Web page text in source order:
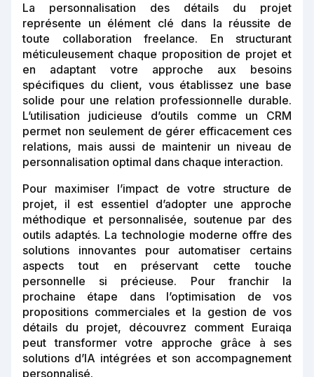
La personnalisation des détails du projet
représente un élément clé dans la réussite de
toute collaboration freelance. En structurant
méticuleusement chaque proposition de projet et
en adaptant votre approche aux besoins
spécifiques du client, vous établissez une base
solide pour une relation professionnelle durable.
L’utilisation judicieuse d’outils comme un CRM
permet non seulement de gérer efficacement ces
relations, mais aussi de maintenir un niveau de
personnalisation optimal dans chaque interaction.
Pour maximiser l’impact de votre structure de
projet, il est essentiel d’adopter une approche
méthodique et personnalisée, soutenue par des
outils adaptés. La technologie moderne offre des
solutions innovantes pour automatiser certains
aspects tout en préservant cette touche
personnelle si précieuse. Pour franchir la
prochaine étape dans l’optimisation de vos
propositions commerciales et la gestion de vos
détails du projet, découvrez comment Euraiqa
peut transformer votre approche grâce à ses
solutions d’IA intégrées et son accompagnement
personnalisé.